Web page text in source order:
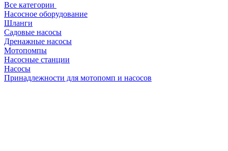
Все категории
Насосное оборудование
Шланги
Садовые насосы
Дренажные насосы
Мотопомпы
Насосные станции
Насосы
Принадлежности для мотопомп и насосов